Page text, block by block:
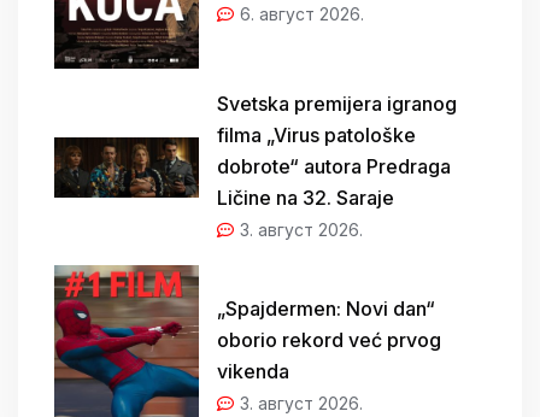
6. август 2026.
Svetska premijera igranog
filma „Virus patološke
dobrote“ autora Predraga
Ličine na 32. Saraje
3. август 2026.
„Spajdermen: Novi dan“
oborio rekord već prvog
vikenda
3. август 2026.